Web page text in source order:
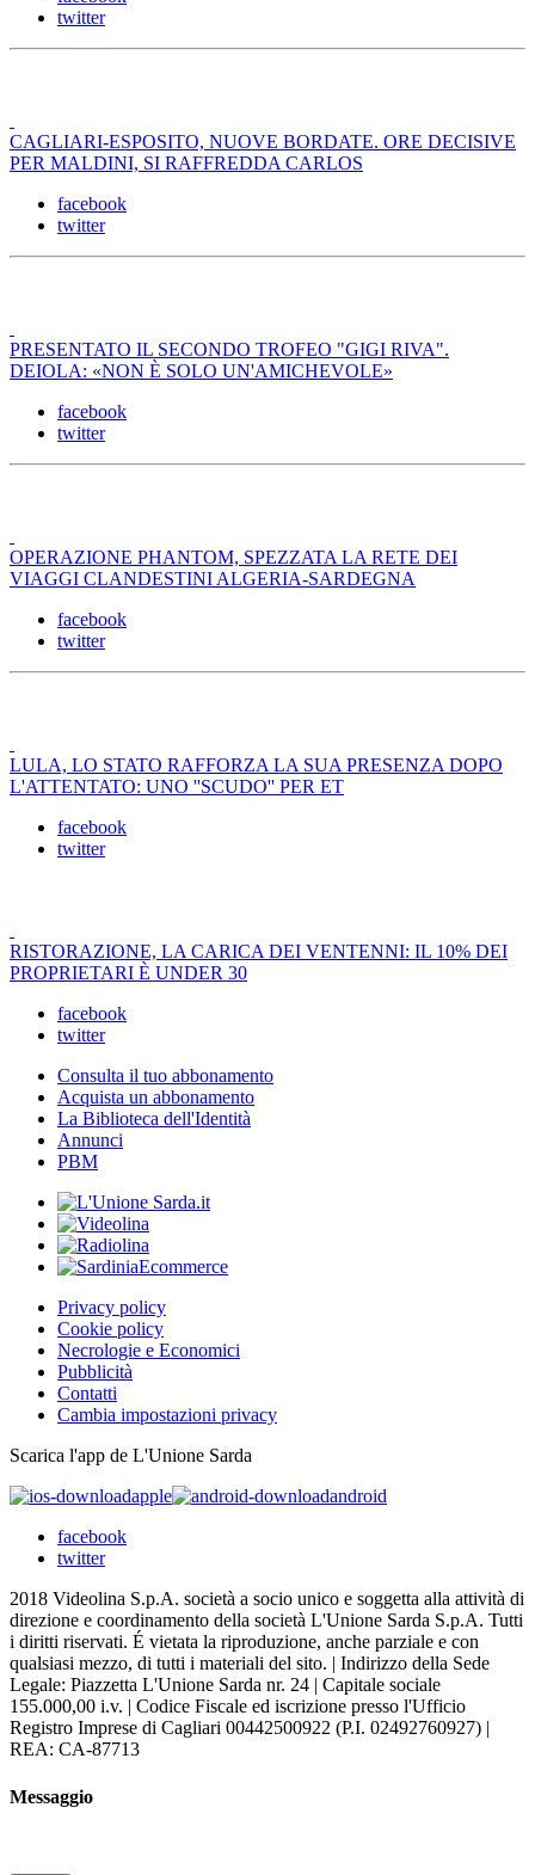
twitter
CAGLIARI-ESPOSITO, NUOVE BORDATE. ORE DECISIVE
PER MALDINI, SI RAFFREDDA CARLOS
facebook
twitter
PRESENTATO IL SECONDO TROFEO "GIGI RIVA".
DEIOLA: «NON È SOLO UN'AMICHEVOLE»
facebook
twitter
OPERAZIONE PHANTOM, SPEZZATA LA RETE DEI
VIAGGI CLANDESTINI ALGERIA-SARDEGNA
facebook
twitter
LULA, LO STATO RAFFORZA LA SUA PRESENZA DOPO
L'ATTENTATO: UNO ''SCUDO'' PER ET
facebook
twitter
RISTORAZIONE, LA CARICA DEI VENTENNI: IL 10% DEI
PROPRIETARI È UNDER 30
facebook
twitter
Consulta il tuo abbonamento
Acquista un abbonamento
La Biblioteca dell'Identità
Annunci
PBM
Privacy policy
Cookie policy
Necrologie e Economici
Pubblicità
Contatti
Cambia impostazioni privacy
Scarica l'app de L'Unione Sarda
apple
android
facebook
twitter
2018 Videolina S.p.A. società a socio unico e soggetta alla attività di
direzione e coordinamento della società L'Unione Sarda S.p.A. Tutti
i diritti riservati. É vietata la riproduzione, anche parziale e con
qualsiasi mezzo, di tutti i materiali del sito. | Indirizzo della Sede
Legale: Piazzetta L'Unione Sarda nr. 24 | Capitale sociale
155.000,00 i.v. | Codice Fiscale ed iscrizione presso l'Ufficio
Registro Imprese di Cagliari 00442500922 (P.I. 02492760927) |
REA: CA-87713
Messaggio